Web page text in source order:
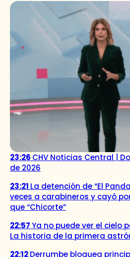
23:26 CHV Noticias Central |
de 2026
23:21 La detención de “El
veces a carabineros y cayó
que “Chicorte”
22:57Ya no puede ver el cielo
La historia de la primera
22:12Derrumbe bloquea